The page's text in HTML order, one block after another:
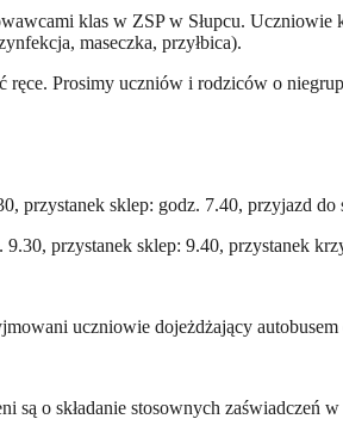
klas w ZSP w Słupcu.
maseczka, przyłbica).
Prosimy uczniów i rodziców o
przystanek sklep: godz. 7.40, przyjazd do
przystanek sklep: 9.40, przystanek
uczniowie dojeżdżający
są o składanie stosownych zaświadczeń